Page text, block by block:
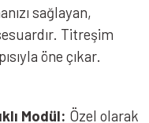
sağlayan,
Titreşim
öne çıkar.
Modül: Özel olarak